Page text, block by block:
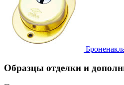
Образцы отделки и